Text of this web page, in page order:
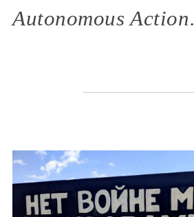
Autonomous Action.